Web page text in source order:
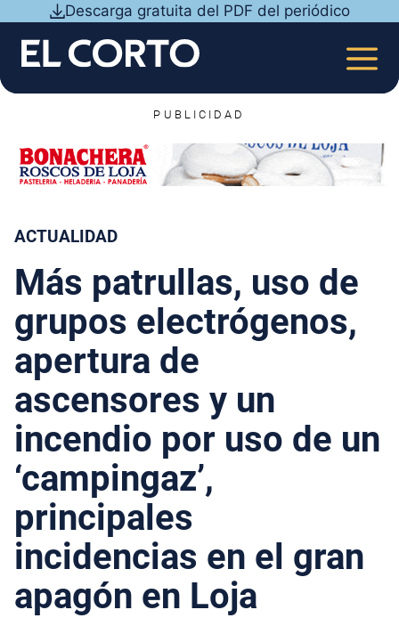
contenido
Descarga gratuita del PDF del periódico
PUBLICIDAD
ACTUALIDAD
Más patrullas, uso de
grupos electrógenos,
apertura de
ascensores y un
incendio por uso de un
‘campingaz’,
principales
incidencias en el gran
apagón en Loja